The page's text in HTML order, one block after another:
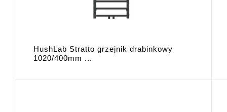
HushLab Stratto grzejnik drabinkowy
1020/400mm ...